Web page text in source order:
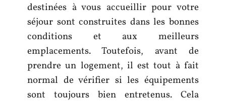
destinées à vous accueillir pour votre
séjour sont construites dans les bonnes
conditions et aux meilleurs
emplacements. Toutefois, avant de
prendre un logement, il est tout à fait
normal de vérifier si les équipements
sont toujours bien entretenus. Cela